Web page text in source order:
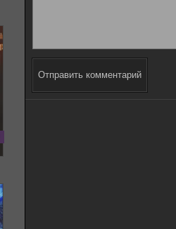
Отправить комментарий